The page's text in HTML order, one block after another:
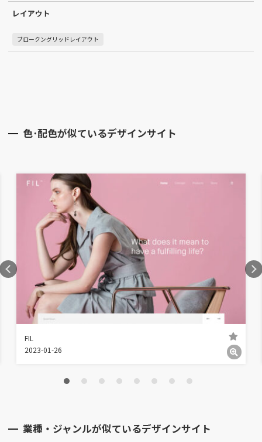
レイアウト
ブロークングリッドレイアウト
色･配色が似ているデザインサイト
FIL
2023-01-26
業種・ジャンルが似ているデザインサイト